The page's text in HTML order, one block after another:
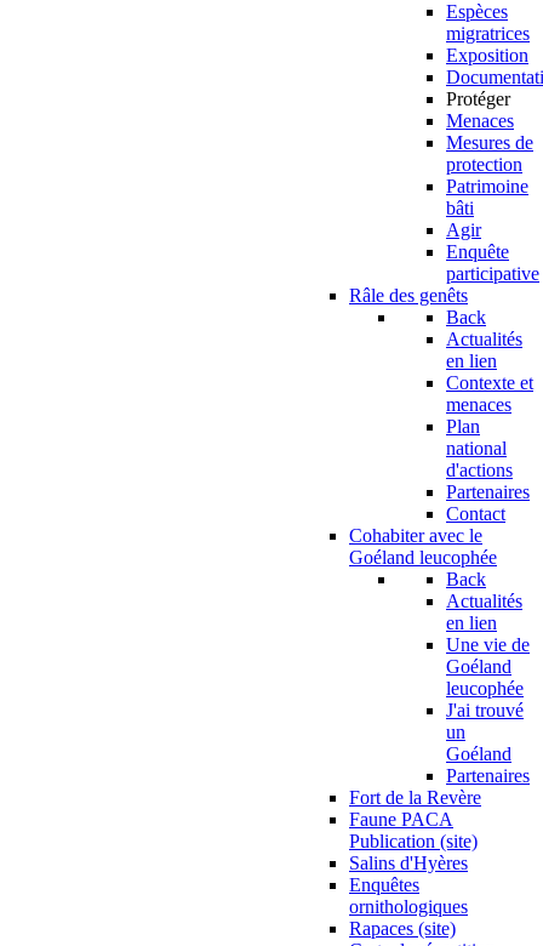
Espèces
migratrices
Exposition
Protéger
Menaces
Mesures de
protection
Patrimoine
bâti
Agir
Enquête
participative
Râle des genêts
Back
Actualités
en lien
Contexte et
menaces
Plan
national
d'actions
Partenaires
Contact
Cohabiter avec le
Goéland leucophée
Back
Actualités
en lien
Une vie de
Goéland
leucophée
J'ai trouvé
un
Goéland
Partenaires
Fort de la Revère
Faune PACA
Publication (site)
Salins d'Hyères
Enquêtes
ornithologiques
Rapaces (site)